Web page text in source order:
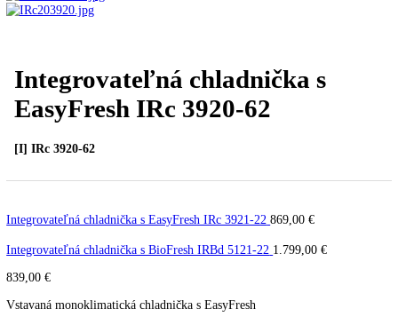
3920-62
Integrovateľná chladnička s
EasyFresh IRc 3920-62